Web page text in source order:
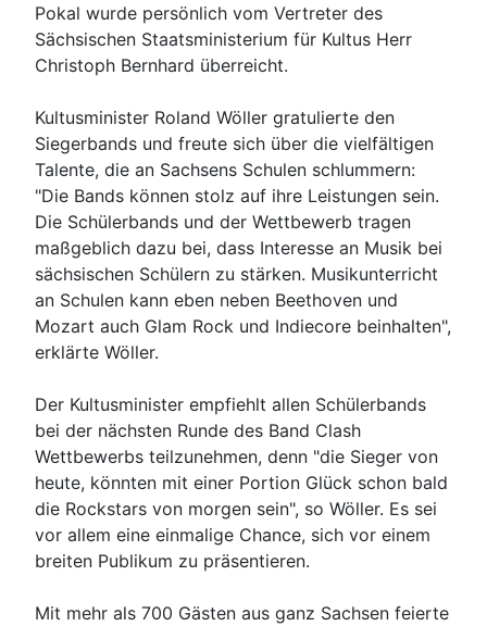
Pokal wurde persönlich vom Vertreter des
Sächsischen Staatsministerium für Kultus Herr
Christoph Bernhard überreicht.
Kultusminister Roland Wöller gratulierte den
Siegerbands und freute sich über die vielfältigen
Talente, die an Sachsens Schulen schlummern:
"Die Bands können stolz auf ihre Leistungen sein.
Die Schülerbands und der Wettbewerb tragen
maßgeblich dazu bei, dass Interesse an Musik bei
sächsischen Schülern zu stärken. Musikunterricht
an Schulen kann eben neben Beethoven und
Mozart auch Glam Rock und Indiecore beinhalten",
erklärte Wöller.
Der Kultusminister empfiehlt allen Schülerbands
bei der nächsten Runde des Band Clash
Wettbewerbs teilzunehmen, denn "die Sieger von
heute, könnten mit einer Portion Glück schon bald
die Rockstars von morgen sein", so Wöller. Es sei
vor allem eine einmalige Chance, sich vor einem
breiten Publikum zu präsentieren.
Mit mehr als 700 Gästen aus ganz Sachsen feierte